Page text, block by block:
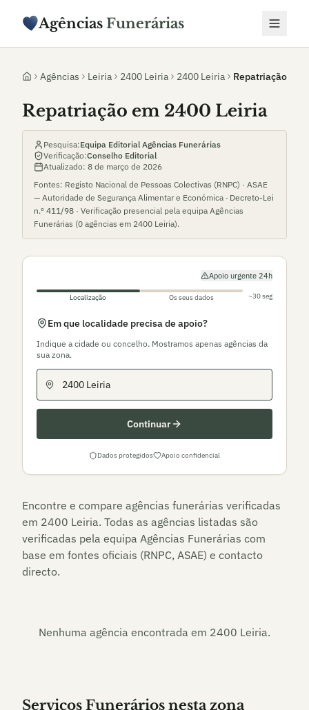
Agências Funerárias
Agências Leiria 2400 Leiria 2400 Leiria Repatriação
Repatriação em 2400 Leiria
Pesquisa:Equipa Editorial Agências Funerárias
Verificação:Conselho Editorial
Atualizado: 8 de março de 2026
Fontes: Registo Nacional de Pessoas Colectivas (RNPC) · ASAE
— Autoridade de Segurança Alimentar e Económica · Decreto-Lei
n.º 411/98 · Verificação presencial pela equipa Agências
Funerárias (0 agências em 2400 Leiria).
Apoio urgente 24h
Localização Os seus dados ~30 seg
Em que localidade precisa de apoio?
Indique a cidade ou concelho. Mostramos apenas agências da
sua zona.
Continuar
Dados protegidos Apoio confidencial
Encontre e compare agências funerárias verificadas
em 2400 Leiria. Todas as agências listadas são
verificadas pela equipa Agências Funerárias com
base em fontes oficiais (RNPC, ASAE) e contacto
directo.
Nenhuma agência encontrada em 2400 Leiria.
Serviços Funerários nesta zona